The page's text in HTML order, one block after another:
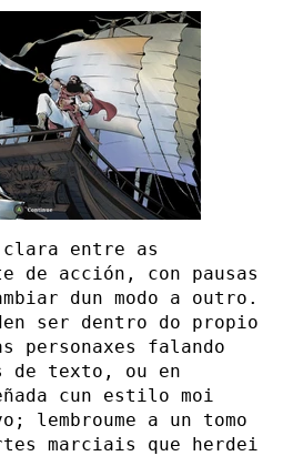
entre as
de acción, con pausas
dun modo a outro.
ser dentro do propio
personaxes falando
de texto, ou en
cun estilo moi
lembroume a un tomo
marciais que herdei